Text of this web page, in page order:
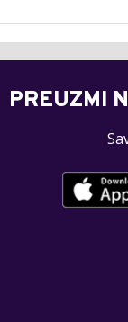
PREUZMI